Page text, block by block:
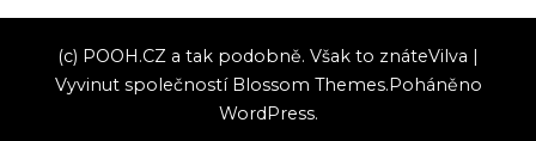
(c) POOH.CZ a tak podobně. Však to znáteVilva |
Vyvinut společností Blossom Themes.Poháněno
WordPress.